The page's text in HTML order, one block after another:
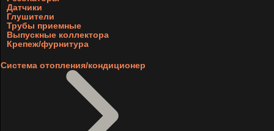
Датчики
Глушители
Трубы приемные
Выпускные коллектора
Крепеж/фурнитура
Система отопления/кондиционер